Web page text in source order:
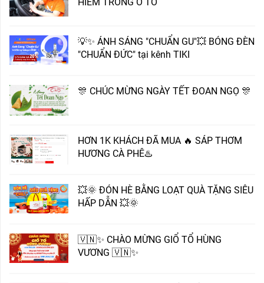
💡✨ ÁNH SÁNG "CHUẨN GU"💥 BÓNG ĐÈN
"CHUẨN ĐỨC" tại kênh TIKI
🎊 CHÚC MỪNG NGÀY TẾT ĐOAN NGỌ 🎊
HƠN 1K KHÁCH ĐÃ MUA 🔥 SÁP THƠM
HƯƠNG CÀ PHÊ♨️
💥🌞 ĐÓN HÈ BẰNG LOẠT QUÀ TẶNG SIÊU
HẤP DẪN 💥🌞
🇻🇳✨ CHÀO MỪNG GIỔ TỔ HÙNG
VƯƠNG 🇻🇳✨